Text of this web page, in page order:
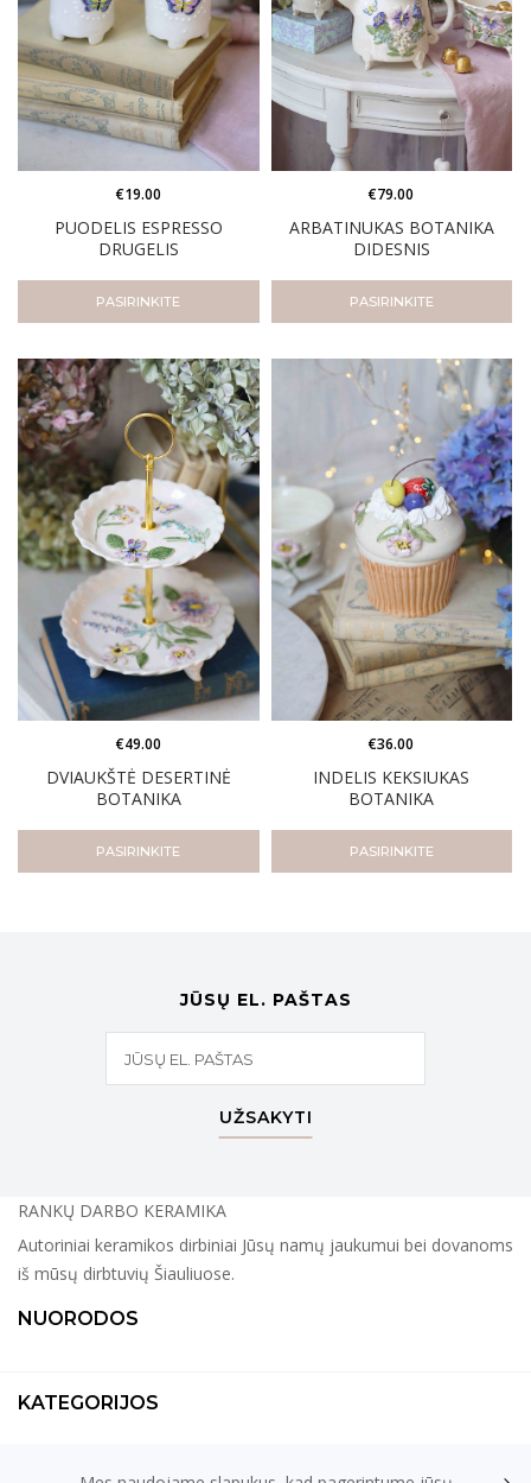
PUODELIS ESPRESSO
DRUGELIS
€19.00
PASIRINKITE
ARBATINUKAS BOTANIKA
DIDESNIS
€79.00
PASIRINKITE
DVIAUKŠTĖ DESERTINĖ
BOTANIKA
€49.00
PASIRINKITE
INDELIS KEKSIUKAS
BOTANIKA
€36.00
PASIRINKITE
JŪSŲ EL. PAŠTAS
UŽSAKYTI
RANKŲ DARBO KERAMIKA
Autoriniai keramikos dirbiniai Jūsų namų jaukumui bei dovanoms
iš mūsų dirbtuvių Šiauliuose.
NUORODOS
KATEGORIJOS